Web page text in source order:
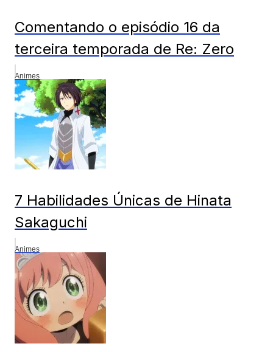
Comentando o episódio 16 da
terceira temporada de Re: Zero
Animes
7 Habilidades Únicas de Hinata
Sakaguchi
Animes